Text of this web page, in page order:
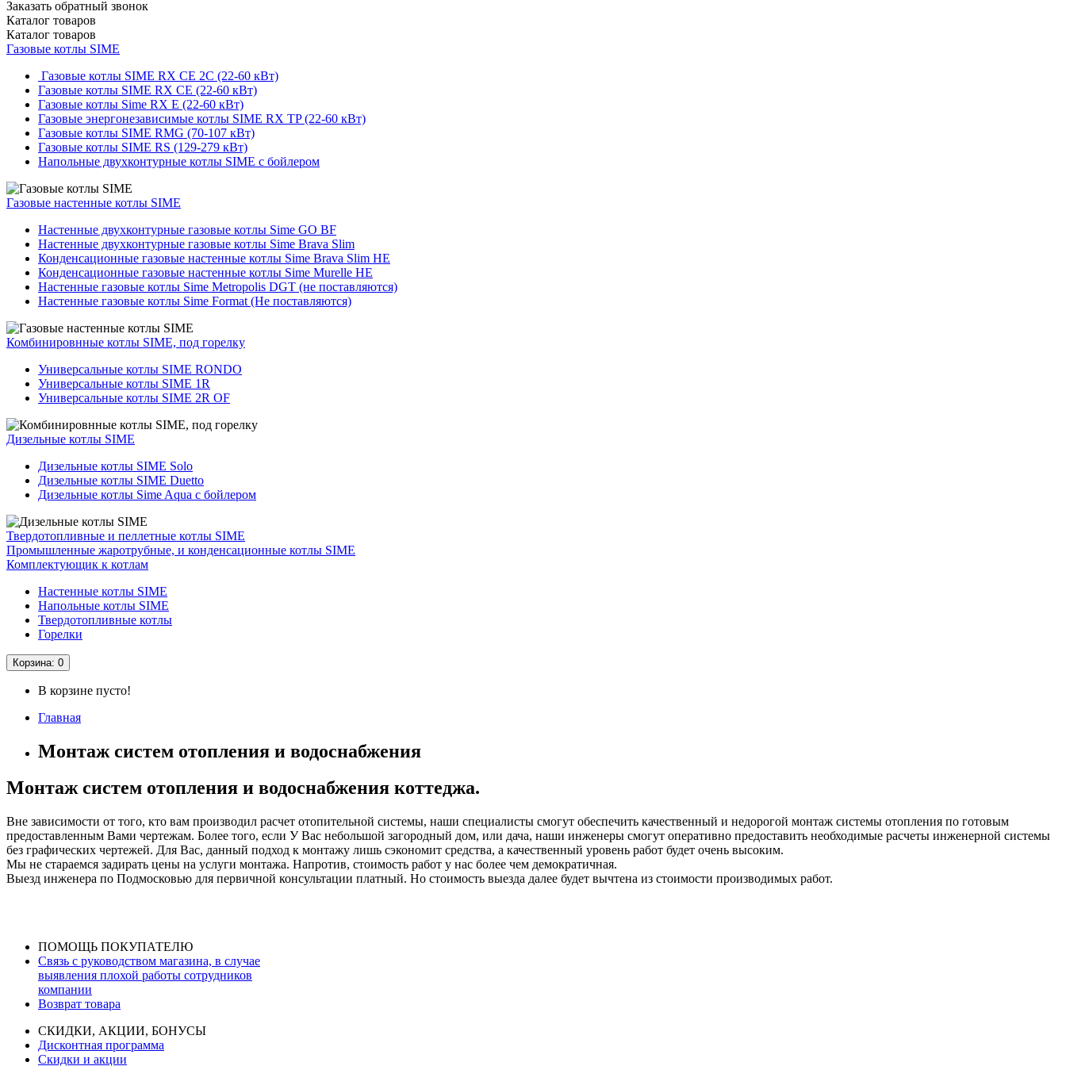
Заказать обратный звонок
Каталог товаров
Каталог товаров
Газовые котлы SIME
Газовые котлы SIME RX CE 2C (22-60 кВт)
Газовые котлы SIME RX CE (22-60 кВт)
Газовые котлы Sime RX E (22-60 кВт)
Газовые энергонезависимые котлы SIME RX TP (22-60 кВт)
Газовые котлы SIME RMG (70-107 кВт)
Газовые котлы SIME RS (129-279 кВт)
Напольные двухконтурные котлы SIME с бойлером
Газовые настенные котлы SIME
Настенные двухконтурные газовые котлы Sime GO BF
Настенные двухконтурные газовые котлы Sime Brava Slim
Конденсационные газовые настенные котлы Sime Brava Slim HE
Конденсационные газовые настенные котлы Sime Murelle HE
Настенные газовые котлы Sime Metropolis DGT (не поставляются)
Настенные газовые котлы Sime Format (Не поставляются)
Комбинировнные котлы SIME, под горелку
Универсальные котлы SIME RONDO
Универсальные котлы SIME 1R
Универсальные котлы SIME 2R OF
Дизельные котлы SIME
Дизельные котлы SIME Solo
Дизельные котлы SIME Duetto
Дизельные котлы Sime Aqua с бойлером
Твердотопливные и пеллетные котлы SIME
Промышленные жаротрубные, и конденсационные котлы SIME
Комплектующик к котлам
Hастенные котлы SIME
Напольные котлы SIME
Твердотопливные котлы
Горелки
Корзина: 0
В корзине пусто!
Главная
Монтаж систем отопления и водоснабжения
Монтаж систем отопления и водоснабжения коттеджа.
Вне зависимости от того, кто вам производил расчет отопительной системы, наши специалисты смогут обеспечить качественный и недорогой монтаж системы отопления по готовым
предоставленным Вами чертежам. Более того, если У Вас небольшой загородный дом, или дача, наши инженеры смогут оперативно предоставить необходимые расчеты инженерной системы
без графических чертежей. Для Вас, данный подход к монтажу лишь сэкономит средства, а качественный уровень работ будет очень высоким.
Мы не стараемся задирать цены на услуги монтажа. Напротив, стоимость работ у нас более чем демократичная.
Выезд инженера по Подмосковью для первичной консультации платный. Но стоимость выезда далее будет вычтена из стоимости производимых работ.
ПОМОЩЬ ПОКУПАТЕЛЮ
Связь с руководством магазина, в случае
выявления плохой работы сотрудников
компании
Возврат товара
СКИДКИ, АКЦИИ, БОНУСЫ
Дисконтная программа
Скидки и акции